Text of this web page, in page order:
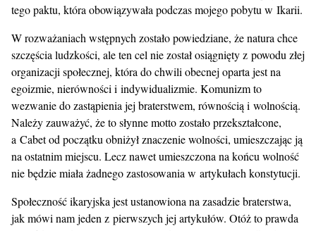
tego paktu, która obowiązywała podczas mojego pobytu w Ikarii.
W rozważaniach wstępnych zostało powiedziane, że natura chce
szczęścia ludzkości, ale ten cel nie został osiągnięty z powodu złej
organizacji społecznej, która do chwili obecnej oparta jest na
egoizmie, nierówności i indywidualizmie. Komunizm to
wezwanie do zastąpienia jej braterstwem, równością i wolnością.
Należy zauważyć, że to słynne motto zostało przekształcone,
a Cabet od początku obniżył znaczenie wolności, umieszczając ją
na ostatnim miejscu. Lecz nawet umieszczona na końcu wolność
nie będzie miała żadnego zastosowania w artykułach konstytucji.
Społeczność ikaryjska jest ustanowiona na zasadzie braterstwa,
jak mówi nam jeden z pierwszych jej artykułów. Otóż to prawda